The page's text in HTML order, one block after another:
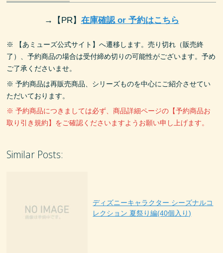
→ 【PR】 在庫確認 or 予約はこちら
※ 【あミューズ公式サイト】へ遷移します。売り切れ（販売終
了）、予約商品の場合は受付締め切りの可能性がございます。予め
ご了承くださいませ。
※ 予約商品は再販売商品、シリーズものを中心にご紹介させてい
ただいております。
※ 予約商品につきましては必ず、商品詳細ページの【予約商品お
取り引き規約】をご確認くださいますようお願い申し上げます。
Similar Posts:
ディズニーキャラクター シーズナルコ
レクション 夏祭り編(40個入り)